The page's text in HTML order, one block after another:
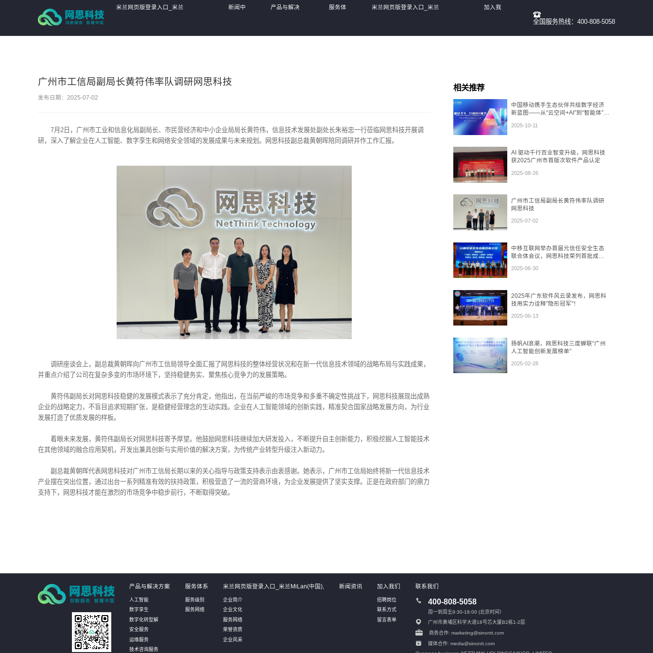
米兰网页版登录入口_米兰 新闻中 产品与解决 服务体 米兰网页版登录入口_米兰 加入我
全国服务热线：400-808-5058
广州市工信局副局长黄符伟率队调研网思科技
发布日期：2025-07-02
7月2日，广州市工业和信息化局副局长、市民营经济和中小企业局局长黄符伟，信息技术发展处副处长朱裕忠一行莅临网思科技开展调
研，深入了解企业在人工智能、数字孪生和网络安全领域的发展成果与未来规划。网思科技副总裁黄朝晖陪同调研并作工作汇报。
调研座谈会上，副总裁黄朝晖向广州市工信局领导全面汇报了网思科技的整体经营状况和在新一代信息技术领域的战略布局与实践成果，
并重点介绍了公司在复杂多变的市场环境下，坚持稳健务实、聚焦核心竞争力的发展策略。
黄符伟副局长对网思科技稳健的发展模式表示了充分肯定，他指出，在当前严峻的市场竞争和多重不确定性挑战下，网思科技展现出成熟
企业的战略定力，不盲目追求短期扩张，是稳健经营理念的生动实践。企业在人工智能领域的创新实践，精准契合国家战略发展方向，为行业
发展打造了优质发展的样板。
着眼未来发展，黄符伟副局长对网思科技寄予厚望。他鼓励网思科技继续加大研发投入，不断提升自主创新能力，积极挖掘人工智能技术
在其他领域的融合应用契机，开发出兼具创新与实用价值的解决方案，为传统产业转型升级注入新动力。
副总裁黄朝晖代表网思科技对广州市工信局长期以来的关心指导与政策支持表示由衷感谢。她表示，广州市工信局始终将新一代信息技术
产业摆在突出位置，通过出台一系列精准有效的扶持政策，积极营造了一流的营商环境，为企业发展提供了坚实支撑。正是在政府部门的鼎力
支持下，网思科技才能在激烈的市场竞争中稳步前行，不断取得突破。
相关推荐
中国移动携手生态伙伴共绘数字经济
新蓝图——从“云空间+AI”到“智能体”，
2025-10-11
AI 驱动千行百业智变升级，网思科技
获2025广州市首版次软件产品认定
2025-08-26
广州市工信局副局长黄符伟率队调研
网思科技
2025-07-02
中移互联网举办首届元信任安全生态
联合体会议，网思科技荣列首批成员
2025-06-30
2025年广东软件风云录发布，网思科
技用实力诠释"隐形冠军"！
2025-06-13
扬帆AI浪潮，网思科技三度蝉联“广州
人工智能创新发展榜单”
2025-02-28
产品与解决方案
人工智能
数字孪生
数字化转型解
安全服务
运维服务
技术咨询服务
服务体系
服务级别
服务网络
米兰网页版登录入口_米兰MiLan(中国),
企业简介
企业文化
服务网络
荣誉资质
企业风采
新闻资讯 加入我们
招聘岗位
联系方式
留言表单
联系我们
400-808-5058
周一到周五9:30-18:00 (北京时间）
广州市黄埔区科学大道18号芯大厦B2栋1-2层
商务合作: marketing@sinontt.com
媒体合作: media@sinontt.com